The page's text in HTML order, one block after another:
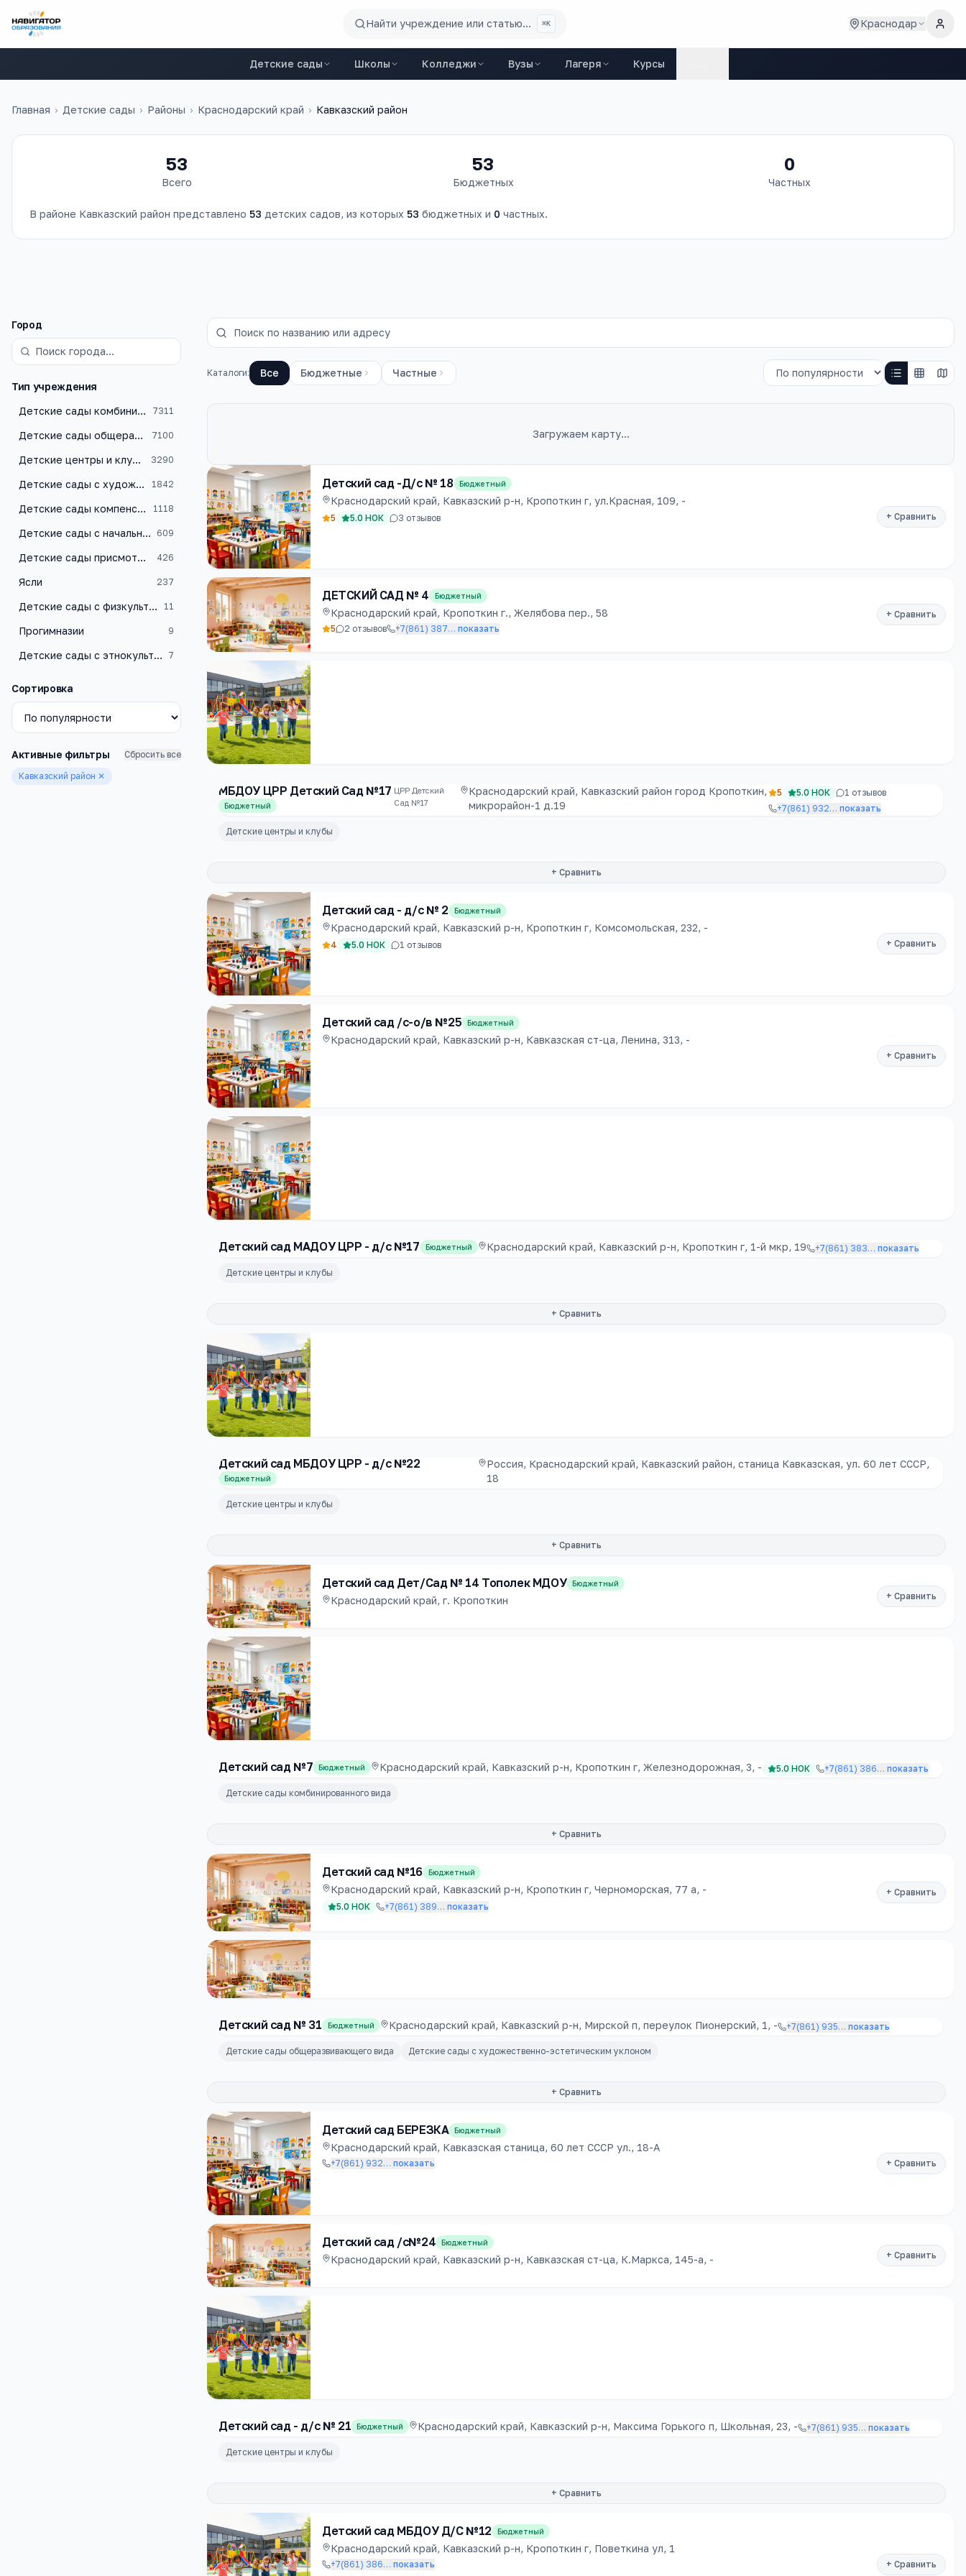
Найти учреждение или статью... ⌘K Краснодар
Детские сады Школы Колледжи Вузы Лагеря Курсы
Главная › Детские сады › Районы › Краснодарский край › Кавказский район
53
Всего
53
Бюджетных
0
Частных
В районе Кавказский район представлено 53 детских садов, из которых 53 бюджетных и 0 частных.
Фильтры
Город
Тип учреждения
Детские сады комбинированного вида
7311
Детские сады общеразвивающего вида 7100
Детские центры и клубы 3290
Детские сады с художественно-эстетическим уклоном 1842
Детские сады компенсирующего типа 1118
Детские сады с начальной школой 609
Детские сады присмотра и оздоровления 426
Ясли 237
Детские сады с физкультурно-оздоровительным уклоном 11
Прогимназии 9
Детские сады с этнокультурным компонентом образования 7
Сортировка
Активные фильтры
Сбросить все
Кавказский район ✕
Каталоги: Все Бюджетные Частные
Загружаем карту…
Каталогдетские сады
Детский сад -Д/с № 18
Бюджетный
Краснодарский край, Кавказский р-н, Кропоткин г, ул.Красная, 109, -
5 5.0 НОК 3 отзывов + Сравнить
ДЕТСКИЙ САД № 4 Бюджетный
Краснодарский край, Кропоткин г., Желябова пер., 58
5 2 отзывов +7(861) 387… показать
+ Сравнить
МБДОУ ЦРР Детский Сад №17
Бюджетный
ЦРР Детский
Сад №17
Краснодарский край, Кавказский район город Кропоткин,
микрорайон-1 д.19
5 5.0 НОК 1 отзывов
+7(861) 932… показать
Детские центры и клубы
+ Сравнить
Детский сад - д/с № 2 Бюджетный
Краснодарский край, Кавказский р-н, Кропоткин г, Комсомольская, 232, -
4 5.0 НОК 1 отзывов + Сравнить
Детский сад /с-о/в №25 Бюджетный
Краснодарский край, Кавказский р-н, Кавказская ст-ца, Ленина, 313, -
+ Сравнить
Детский сад МАДОУ ЦРР - д/с №17 Бюджетный Краснодарский край, Кавказский р-н, Кропоткин г, 1-й мкр, 19 +7(861) 383… показать
Детские центры и клубы
+ Сравнить
Детский сад МБДОУ ЦРР - д/с №22
Бюджетный
Россия, Краснодарский край, Кавказский район, станица Кавказская, ул. 60 лет СССР,
18
Детские центры и клубы
+ Сравнить
Детский сад Дет/Сад № 14 Тополек МДОУ Бюджетный
Краснодарский край, г. Кропоткин + Сравнить
Детский сад №7 Бюджетный Краснодарский край, Кавказский р-н, Кропоткин г, Железнодорожная, 3, - 5.0 НОК +7(861) 386…показать
Детские сады комбинированного вида
+ Сравнить
Детский сад №16 Бюджетный
Краснодарский край, Кавказский р-н, Кропоткин г, Черноморская, 77 а, -
5.0 НОК +7(861) 389… показать
+ Сравнить
Детский сад № 31 Бюджетный Краснодарский край, Кавказский р-н, Мирской п, переулок Пионерский, 1, - +7(861) 935… показать
Детские сады общеразвивающего вида Детские сады с художественно-эстетическим уклоном
+ Сравнить
Детский сад БЕРЕЗКА Бюджетный
Краснодарский край, Кавказская станица, 60 лет СССР ул., 18-А
+7(861) 932… показать + Сравнить
Детский сад /с№24 Бюджетный
Краснодарский край, Кавказский р-н, Кавказская ст-ца, К.Маркса, 145-а, - + Сравнить
Детский сад - д/с № 21 Бюджетный Краснодарский край, Кавказский р-н, Максима Горького п, Школьная, 23, - +7(861) 935…показать
Детские центры и клубы
+ Сравнить
Детский сад МБДОУ Д/С №12 Бюджетный
Краснодарский край, Кавказский р-н, Кропоткин г, Поветкина ул, 1
+7(861) 386… показать + Сравнить